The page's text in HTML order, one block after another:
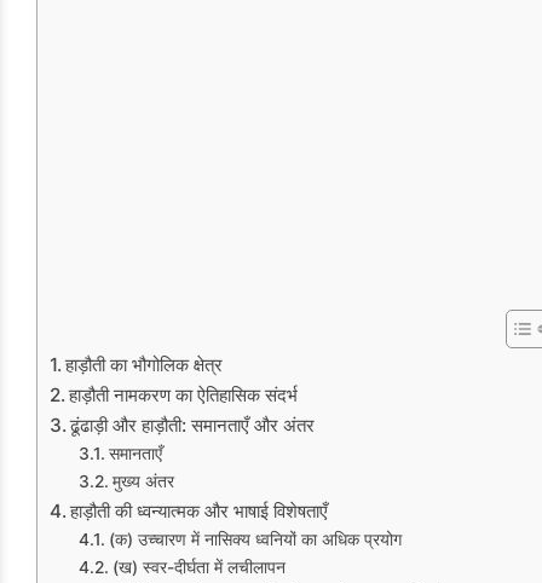
हाड़ौती का भौगोलिक क्षेत्र
हाड़ौती नामकरण का ऐतिहासिक संदर्भ
ढूंढाड़ी और हाड़ौती: समानताएँ और अंतर
समानताएँ
मुख्य अंतर
हाड़ौती की ध्वन्यात्मक और भाषाई विशेषताएँ
(क) उच्चारण में नासिक्य ध्वनियों का अधिक प्रयोग
(ख) स्वर-दीर्घता में लचीलापन